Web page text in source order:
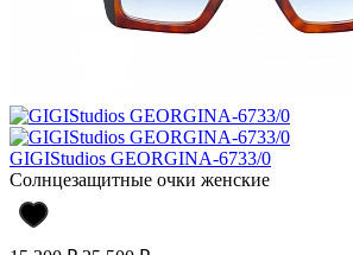
GIGIStudios GEORGINA-6733/0
Солнцезащитные очки женские